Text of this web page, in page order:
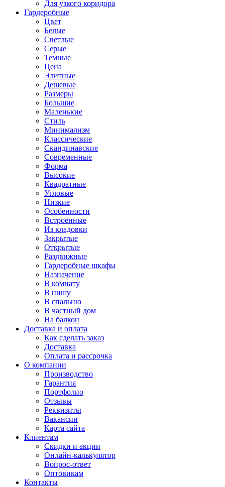
Для узкого коридора
Гардеробные
Цвет
Белые
Светлые
Серые
Темные
Цена
Элитные
Дешевые
Размеры
Большие
Маленькие
Стиль
Минимализм
Классические
Скандинавские
Современные
Форма
Высокие
Квадратные
Угловые
Низкие
Особенности
Встроенные
Из кладовки
Закрытые
Открытые
Раздвижные
Гардеробные шкафы
Назначение
В комнату
В нишу
В спальню
В частный дом
На балкон
Доставка и оплата
Как сделать заказ
Доставка
Оплата и рассрочка
О компании
Производство
Гарантия
Портфолио
Отзывы
Реквизиты
Вакансии
Карта сайта
Клиентам
Скидки и акции
Онлайн-калькулятор
Вопрос-ответ
Оптовикам
Контакты